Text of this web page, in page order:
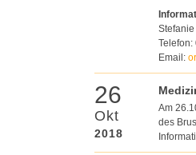
Telefon:
Email:
26
Okt
2018
Am
des